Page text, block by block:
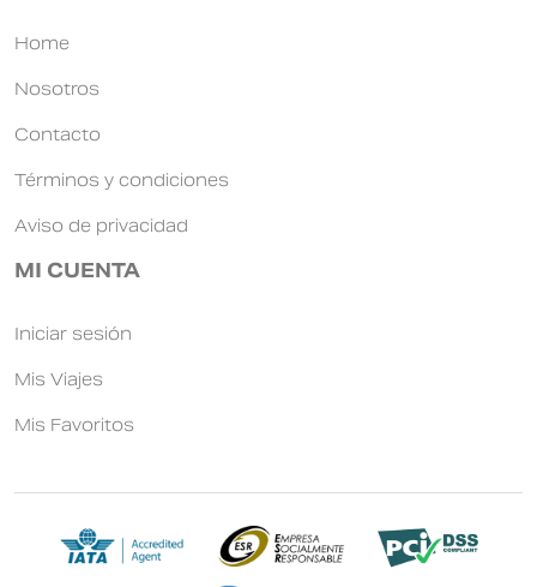
Home
Nosotros
Contacto
Términos y condiciones
Aviso de privacidad
MI CUENTA
Iniciar sesión
Mis Viajes
Mis Favoritos